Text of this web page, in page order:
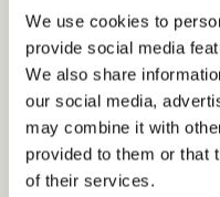
We use cookies to
provide social media
We also share
our social media,
may combine it with
provided to them or that
of their services.